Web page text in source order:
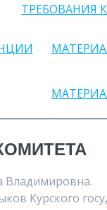
ТРЕБОВАНИЯ
Владимировна.
Курского